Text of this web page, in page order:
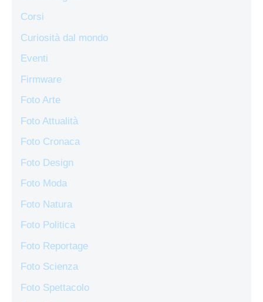
Corsi
Curiosità dal mondo
Eventi
Firmware
Foto Arte
Foto Attualità
Foto Cronaca
Foto Design
Foto Moda
Foto Natura
Foto Politica
Foto Reportage
Foto Scienza
Foto Spettacolo